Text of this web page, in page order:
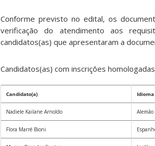
Conforme previsto no edital, os
verificação do atendimento aos
candidatos(as) que apresentaram a
Candidatos(as) com inscrições
Candidato(a) Idioma
Nadiele Kailane Arnoldo Alemão
Flora Marré Bioni